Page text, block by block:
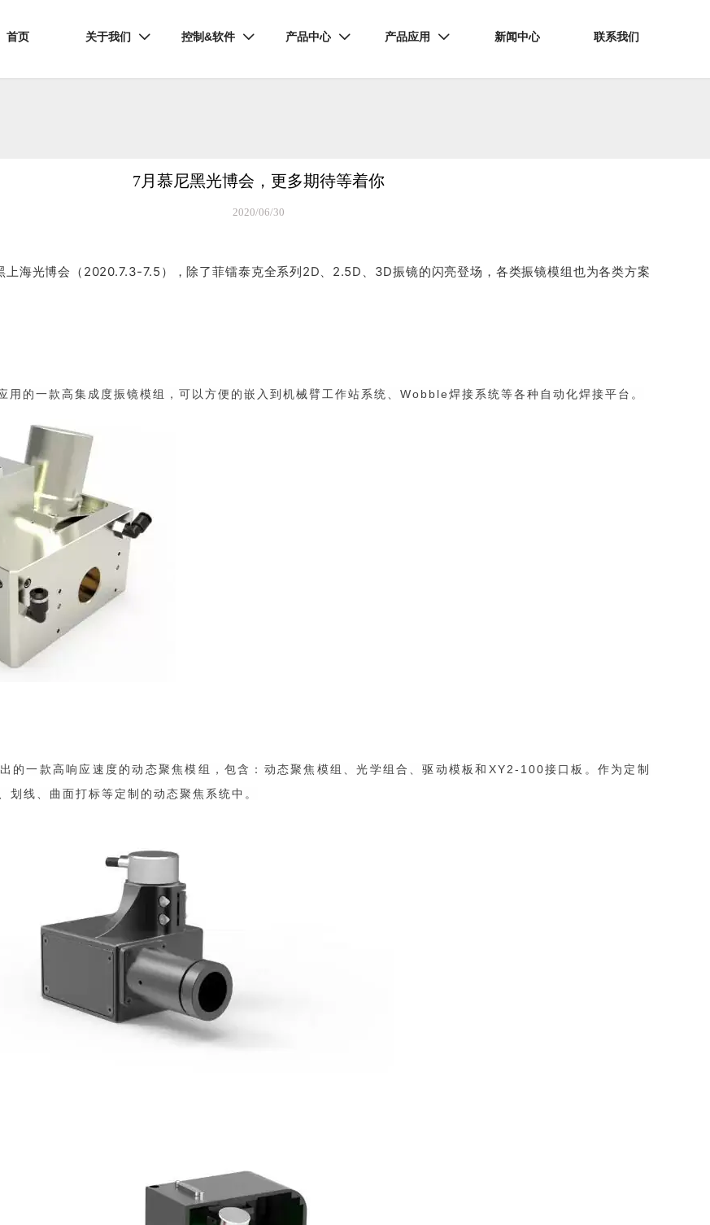
首页 关于我们  控制&软件  产品中心  产品应用  新闻中心 联系我们
7月慕尼黑光博会，更多期待等着你
2020/06/30
上海光博会（2020.7.3-7.5），除了菲镭泰克全系列2D、2.5D、3D振镜的闪亮登场，各类振镜模组也为各类方案
用的一款高集成度振镜模组，可以方便的嵌入到机械臂工作站系统、Wobble焊接系统等各种自动化焊接平台。
的一款高响应速度的动态聚焦模组，包含：动态聚焦模组、光学组合、驱动模板和XY2-100接口板。 作为定制
划线、曲面打标等定制的动态聚焦系统中。